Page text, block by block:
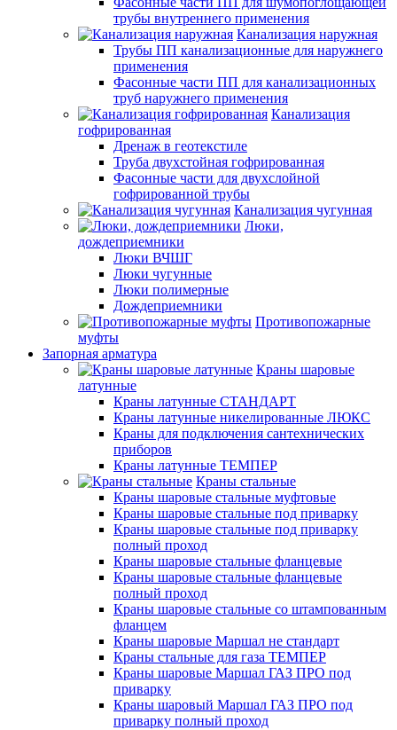
трубы внутреннего применения
Канализация наружная
Трубы ПП канализационные для наружнего
применения
Фасонные части ПП для канализационных
труб наружнего применения
Канализация
гофрированная
Дренаж в геотекстиле
Труба двухстойная гофрированная
Фасонные части для двухслойной
гофрированной трубы
Канализация чугунная
Люки,
дождеприемники
Люки ВЧШГ
Люки чугунные
Люки полимерные
Дождеприемники
Противопожарные
муфты
Запорная арматура
Краны шаровые
латунные
Краны латунные СТАНДАРТ
Краны латунные никелированные ЛЮКС
Краны для подключения сантехнических
приборов
Краны латунные ТЕМПЕР
Краны стальные
Краны шаровые стальные муфтовые
Краны шаровые стальные под приварку
Краны шаровые стальные под приварку
полный проход
Краны шаровые стальные фланцевые
Краны шаровые стальные фланцевые
полный проход
Краны шаровые стальные со штампованным
фланцем
Краны шаровые Маршал не стандарт
Краны стальные для газа ТЕМПЕР
Краны шаровые Маршал ГАЗ ПРО под
приварку
Краны шаровый Маршал ГАЗ ПРО под
приварку полный проход